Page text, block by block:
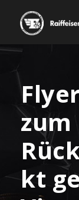
zum
kt